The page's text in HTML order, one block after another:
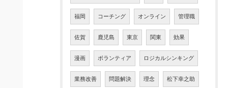
福岡 コーチング オンライン 管理職
佐賀 鹿児島 東京 関東 効果
漫画 ボランティア ロジカルシンキング
業務改善 問題解決 理念 松下幸之助